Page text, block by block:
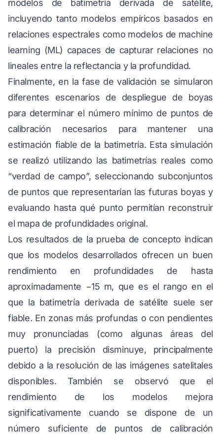
modelos de batimetría derivada de satélite,
incluyendo tanto modelos empíricos basados en
relaciones espectrales como modelos de machine
learning (ML) capaces de capturar relaciones no
lineales entre la reflectancia y la profundidad.
Finalmente, en la fase de validación se simularon
diferentes escenarios de despliegue de boyas
para determinar el número mínimo de puntos de
calibración necesarios para mantener una
estimación fiable de la batimetría. Esta simulación
se realizó utilizando las batimetrías reales como
“verdad de campo”, seleccionando subconjuntos
de puntos que representarían las futuras boyas y
evaluando hasta qué punto permitían reconstruir
el mapa de profundidades original.
Los resultados de la prueba de concepto indican
que los modelos desarrollados ofrecen un buen
rendimiento en profundidades de hasta
aproximadamente −15 m, que es el rango en el
que la batimetría derivada de satélite suele ser
fiable. En zonas más profundas o con pendientes
muy pronunciadas (como algunas áreas del
puerto) la precisión disminuye, principalmente
debido a la resolución de las imágenes satelitales
disponibles. También se observó que el
rendimiento de los modelos mejora
significativamente cuando se dispone de un
número suficiente de puntos de calibración